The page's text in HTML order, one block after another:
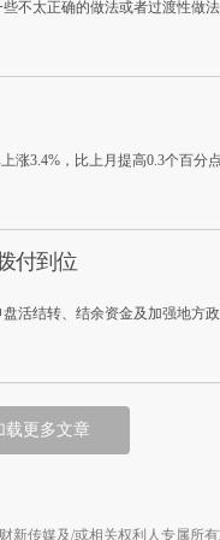
不太正确的做法或者过渡性做
涨3.4%，比上月提高0.3个百分点
付到位
活结转、结余资金及加强地方
载更多文章
新传媒及/或相关权利人专属所